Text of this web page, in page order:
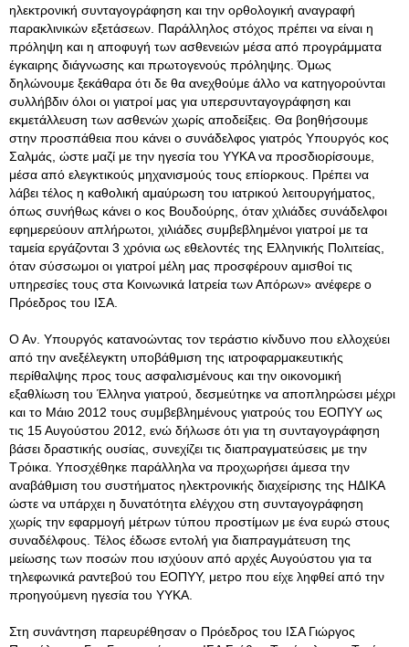
ηλεκτρονική συνταγογράφηση και την ορθολογική αναγραφή
παρακλινικών εξετάσεων. Παράλληλος στόχος πρέπει να είναι η
πρόληψη και η αποφυγή των ασθενειών μέσα από προγράμματα
έγκαιρης διάγνωσης και πρωτογενούς πρόληψης. Όμως
δηλώνουμε ξεκάθαρα ότι δε θα ανεχθούμε άλλο να κατηγορούνται
συλλήβδιν όλοι οι γιατροί μας για υπερσυνταγογράφηση και
εκμετάλλευση των ασθενών χωρίς αποδείξεις. Θα βοηθήσουμε
στην προσπάθεια που κάνει ο συνάδελφος γιατρός Υπουργός κος
Σαλμάς, ώστε μαζί με την ηγεσία του ΥΥΚΑ να προσδιορίσουμε,
μέσα από ελεγκτικούς μηχανισμούς τους επίορκους. Πρέπει να
λάβει τέλος η καθολική αμαύρωση του ιατρικού λειτουργήματος,
όπως συνήθως κάνει ο κος Βουδούρης, όταν χιλιάδες συνάδελφοι
εφημερεύουν απλήρωτοι, χιλιάδες συμβεβλημένοι γιατροί με τα
ταμεία εργάζονται 3 χρόνια ως εθελοντές της Ελληνικής Πολιτείας,
όταν σύσσωμοι οι γιατροί μέλη μας προσφέρουν αμισθοί τις
υπηρεσίες τους στα Κοινωνικά Ιατρεία των Απόρων» ανέφερε ο
Πρόεδρος του ΙΣΑ.
Ο Αν. Υπουργός κατανοώντας τον τεράστιο κίνδυνο που ελλοχεύει
από την ανεξέλεγκτη υποβάθμιση της ιατροφαρμακευτικής
περίθαλψης προς τους ασφαλισμένους και την οικονομική
εξαθλίωση του Έλληνα γιατρού, δεσμεύτηκε να αποπληρώσει μέχρι
και το Μάιο 2012 τους συμβεβλημένους γιατρούς του ΕΟΠΥΥ ως
τις 15 Αυγούστου 2012, ενώ δήλωσε ότι για τη συνταγογράφηση
βάσει δραστικής ουσίας, συνεχίζει τις διαπραγματεύσεις με την
Τρόικα. Υποσχέθηκε παράλληλα να προχωρήσει άμεσα την
αναβάθμιση του συστήματος ηλεκτρονικής διαχείρισης της ΗΔΙΚΑ
ώστε να υπάρχει η δυνατότητα ελέγχου στη συνταγογράφηση
χωρίς την εφαρμογή μέτρων τύπου προστίμων με ένα ευρώ στους
συναδέλφους. Τέλος έδωσε εντολή για διαπραγμάτευση της
μείωσης των ποσών που ισχύουν από αρχές Αυγούστου για τα
τηλεφωνικά ραντεβού του ΕΟΠΥΥ, μετρο που είχε ληφθεί από την
προηγούμενη ηγεσία του ΥΥΚΑ.
Στη συνάντηση παρευρέθησαν ο Πρόεδρος του ΙΣΑ Γιώργος